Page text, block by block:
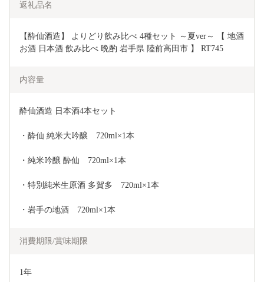
返礼品名
【酔仙酒造】 よりどり飲み比べ 4種セット ～夏ver～ 【 地酒
お酒 日本酒 飲み比べ 晩酌 岩手県 陸前高田市 】 RT745
内容量
酔仙酒造 日本酒4本セット
・酔仙 純米大吟醸　720ml×1本
・純米吟醸 酔仙　720ml×1本
・特別純米生原酒 多賀多　720ml×1本
・岩手の地酒　720ml×1本
消費期限/賞味期限
1年